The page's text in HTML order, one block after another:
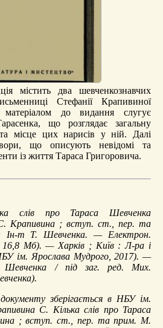
містить два шевченкознавчих
Стефанії Крапивиної
до видання слугує
що розглядає загальну
та місце цих нарисів у ній. Далі
що описують невідомі та
із життя Тараса Григоровича.
слів про Тараса Шевченка
Крапивина ; вступ. ст., пер. та
Ін-т Т. Шевченка. — Електрон.
Мб). — Харків ; Київ : Л-ра і
ім. Ярослава Мудрого, 2017). —
Шевченка / під заг. ред. Мих.
зберігається в НБУ ім.
С. Кілька слів про Тараса
; вступ. ст., пер. та прим. М.